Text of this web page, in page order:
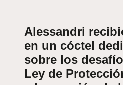
Alessandri
en un cóctel
sobre los
Ley de